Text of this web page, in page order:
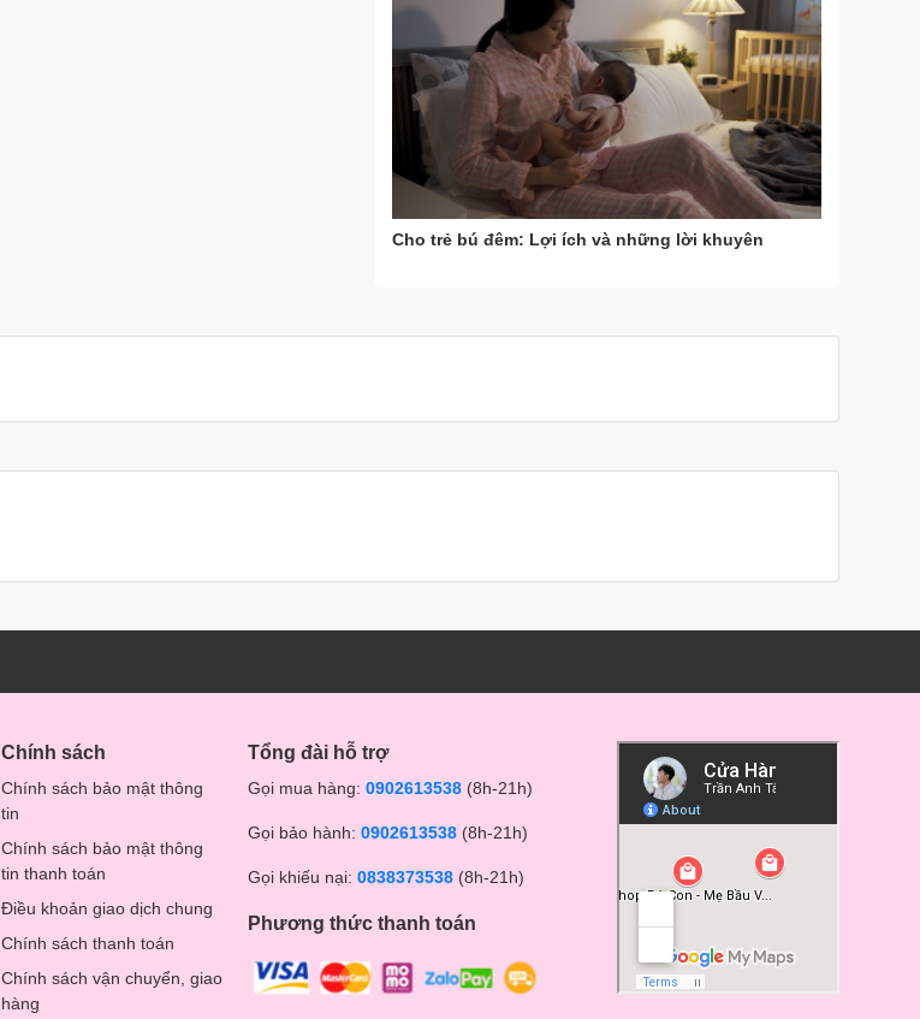
Cho trẻ bú đêm: Lợi ích và những lời khuyên
Chính sách
Chính sách bảo mật thông
tin
Chính sách bảo mật thông
tin thanh toán
Điều khoản giao dịch chung
Chính sách thanh toán
Chính sách vận chuyển, giao
hàng
Tổng đài hỗ trợ
Gọi mua hàng: 0902613538 (8h-21h)
Gọi bảo hành: 0902613538 (8h-21h)
Gọi khiếu nại: 0838373538 (8h-21h)
Phương thức thanh toán